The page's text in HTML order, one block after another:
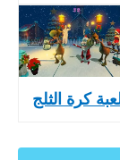
كرة الثلج